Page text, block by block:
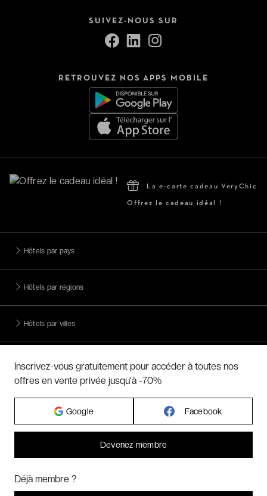
SUIVEZ-NOUS SUR
RETROUVEZ NOS APPS MOBILE
La e-carte cadeau VeryChic
Offrez le cadeau idéal !
Hôtels par pays
Hôtels par régions
Hôtels par villes
Week-ends exclusifs
Voyages inoubliables
Inscrivez-vous gratuitement pour accéder à toutes nos
offres en vente privée jusqu'à -70%
Google Facebook
Devenez membre
Déjà membre ?
Marketing? Vous pouvez toujours modifier ou retirer votre